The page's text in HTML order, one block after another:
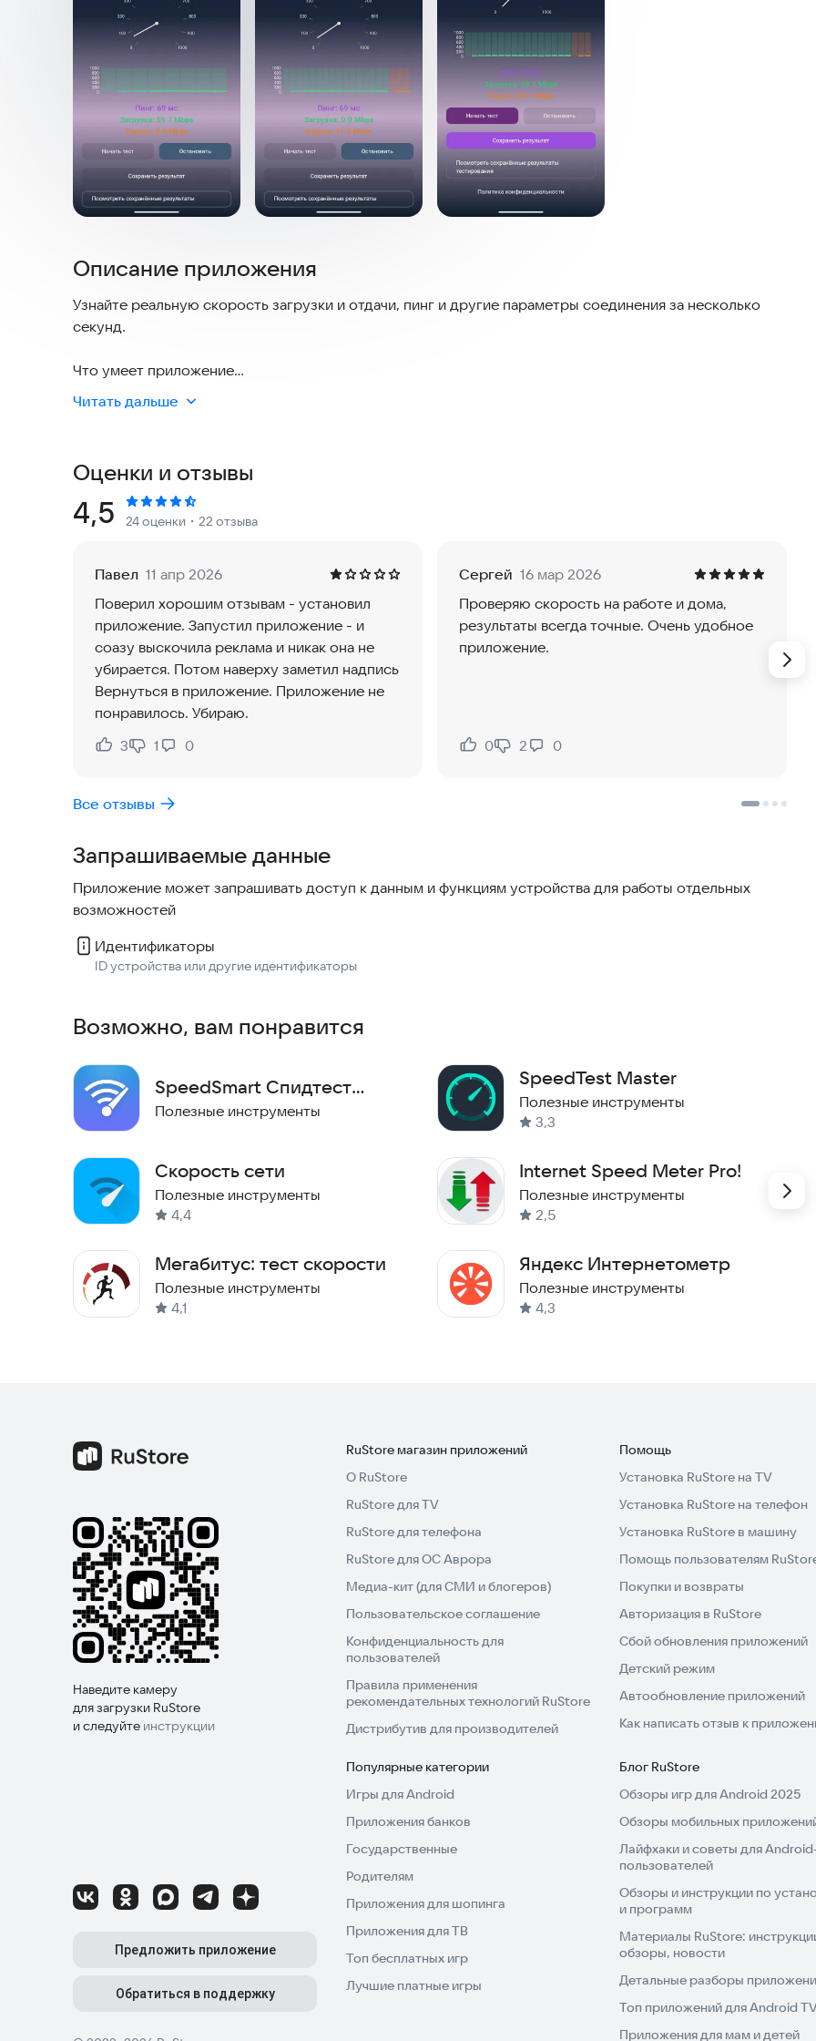
Описание приложения
Узнайте реальную скорость загрузки и отдачи, пинг и другие параметры соединения за несколько
секунд.
Что умеет приложение
Измерение скорости - тест входящей скорости (загрузка), исходящей (отдача) и задержки (пинг) в
Сохранение результатов - сохраняйте результаты тестов и просматривайте историю измерений,
чтобы отслеживать стабильность интернета со временем.
Читать дальше
Оценки и отзывы
Рейтинг:
4,5 24 оценки ・22 отзыва
Павел 11 апр 2026
Поверил хорошим отзывам - установил
приложение. Запустил приложение - и
соазу выскочила реклама и никак она не
убирается. Потом наверху заметил надпись
Вернуться в приложение. Приложение не
понравилось. Убираю.
Нравится:
3
Не нравится:
1 0
Сергей 16 мар 2026
Проверяю скорость на работе и дома,
результаты всегда точные. Очень удобное
приложение.
Нравится:
0
Не нравится:
2 0
Все отзывы
Запрашиваемые данные
Приложение может запрашивать доступ к данным и функциям устройства для работы отдельных
возможностей
Идентификаторы
ID устройства или другие идентификаторы
Возможно, вам понравится
SpeedSmart Спидтест
Скорость Интернета
Полезные инструменты
Скорость сети
Полезные инструменты
4,4
Мегабитус: тест скорости
Полезные инструменты
4,1
SpeedTest Master
Полезные инструменты
3,3
Internet Speed Meter Pro!
Полезные инструменты
2,5
Яндекс Интернетометр
Полезные инструменты
4,3
Наведите камеру
для загрузки RuStore
и следуйте инструкции
Предложить приложение
Обратиться в поддержку
RuStore магазин приложений
О RuStore
RuStore для TV
RuStore для телефона
RuStore для ОС Аврора
Медиа-кит (для СМИ и блогеров)
Пользовательское соглашение
Конфиденциальность для
пользователей
Правила применения
рекомендательных технологий RuStore
Дистрибутив для производителей
Помощь
Установка RuStore на TV
Установка RuStore на телефон
Установка RuStore в машину
Помощь пользователям
Покупки и возвраты
Авторизация в RuStore
Сбой обновления приложений
Детский режим
Автообновление приложений
Как написать отзыв к
Популярные категории
Игры для Android
Приложения банков
Государственные
Родителям
Приложения для шопинга
Приложения для ТВ
Топ бесплатных игр
Лучшие платные игры
Блог RuStore
Обзоры игр для Android 2025
Обзоры мобильных
Лайфхаки и советы для
пользователей
Обзоры и инструкции по
и программ
Материалы RuStore:
обзоры, новости
Детальные разборы
Топ приложений для Android
Приложения для мам и детей